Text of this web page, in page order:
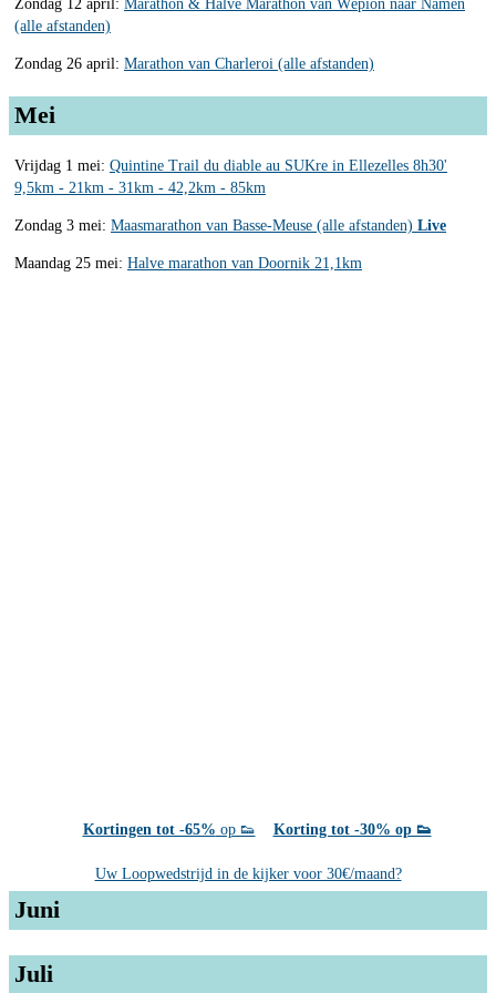
Zondag 12 april: Marathon & Halve Marathon van Wépion naar Namen
(alle afstanden)
Zondag 26 april: Marathon van Charleroi (alle afstanden)
Mei
Vrijdag 1 mei: Quintine Trail du diable au SUKre in Ellezelles 8h30'
9,5km - 21km - 31km - 42,2km - 85km
Zondag 3 mei: Maasmarathon van Basse-Meuse (alle afstanden) Live
Maandag 25 mei: Halve marathon van Doornik 21,1km
Kortingen tot -65% op 👟 Korting tot -30% op 👟
Uw Loopwedstrijd in de kijker voor 30€/maand?
Juni
Juli